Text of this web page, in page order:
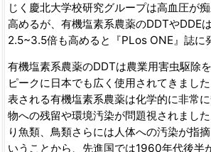
じく慶北大学校研究グループは高血圧が
高めるが、有機塩素系農薬のDDTやDDE
2.5~3.5倍も高めると『PLos ONE』誌に
有機塩素系農薬のDDTは農業用害虫駆除
ピークに日本でも広く使用されてきまし
表される有機塩素系農薬は化学的に非常
物への残留や環境汚染が問題視されまし
り魚類、鳥類さらには人体への汚染が指
いうことから、先進国では1960年代後半